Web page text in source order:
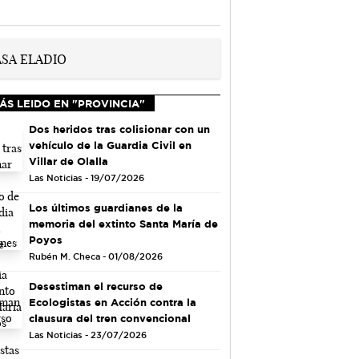
LEIDO EN "PROVINCIA"
Dos heridos tras colisionar con un
vehículo de la Guardia Civil en
Villar de Olalla
Las Noticias - 19/07/2026
Los últimos guardianes de la
memoria del extinto Santa María de
Poyos
Rubén M. Checa - 01/08/2026
Desestiman el recurso de
Ecologistas en Acción contra la
clausura del tren convencional
Las Noticias - 23/07/2026